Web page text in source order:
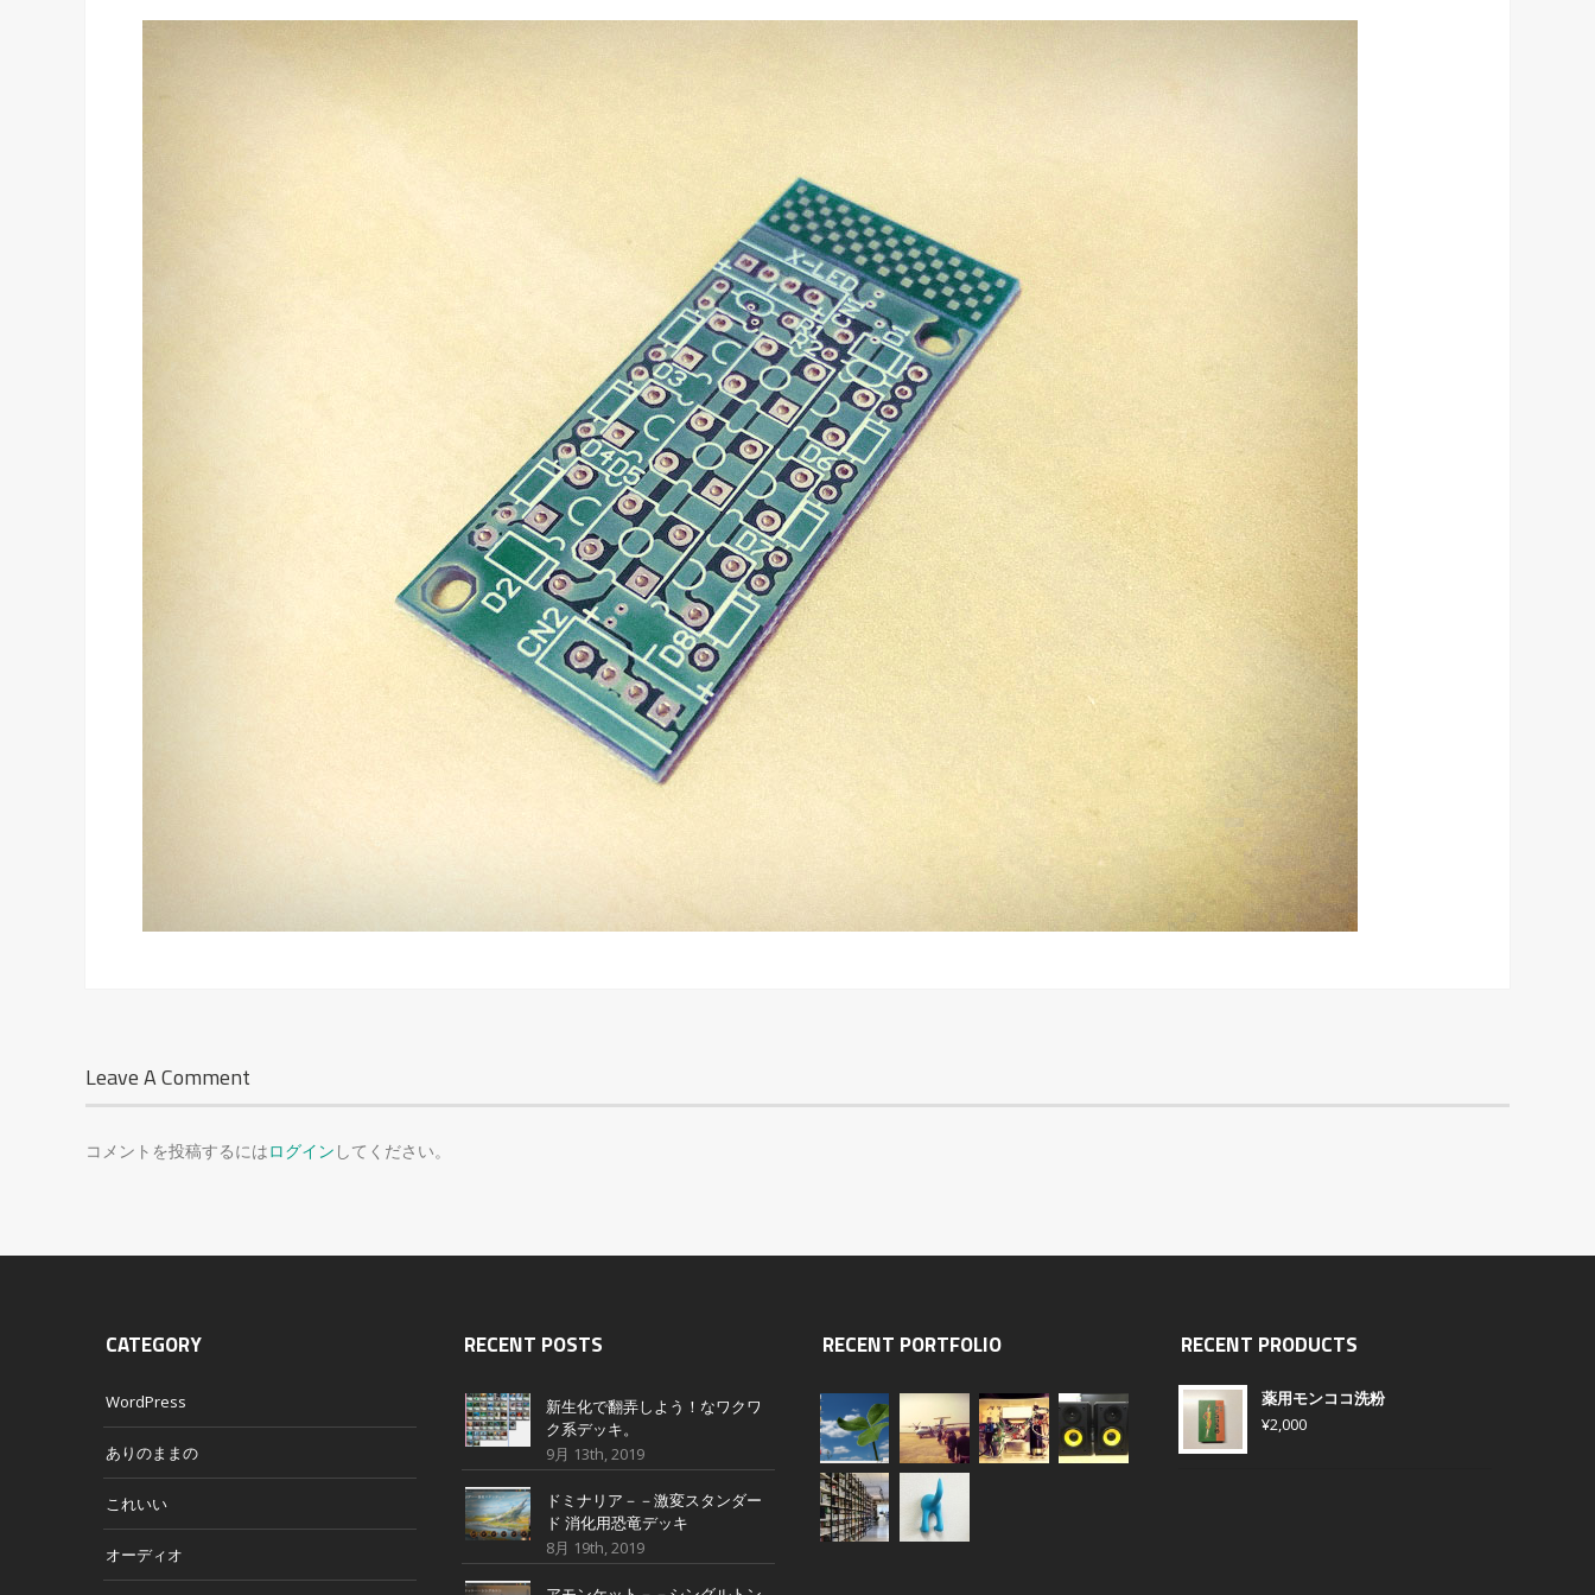
Leave A Comment
コメントを投稿するにはログイン してください。
CATEGORY
WordPress
ありのままの
これいい
オーディオ
RECENT POSTS
新生化で翻弄しよう！なワクワ
ク系デッキ。
9月 13th, 2019
ドミナリア－－激変スタンダー
ド 消化用恐竜デッキ
8月 19th, 2019
RECENT PORTFOLIO RECENT PRODUCTS
薬用モンココ洗粉
¥2,000